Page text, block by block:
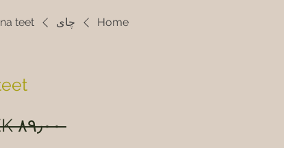
Home چای teet
‎SEK ۸۹٫۰۰